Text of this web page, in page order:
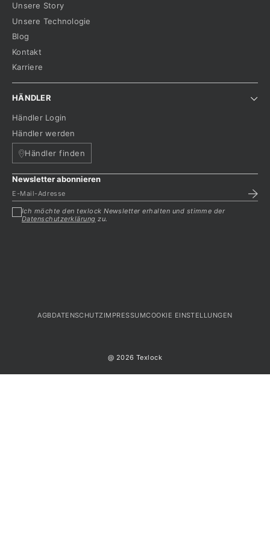
Unsere Story
Unsere Technologie
Blog
Kontakt
Karriere
HÄNDLER
Händler Login
Händler werden
Händler finden
Newsletter abonnieren
Ich möchte den texlock Newsletter erhalten und stimme der
Datenschutzerklärung zu.
@ 2026 Texlock
AGBDATENSCHUTZIMPRESSUMCOOKIE EINSTELLUNGEN